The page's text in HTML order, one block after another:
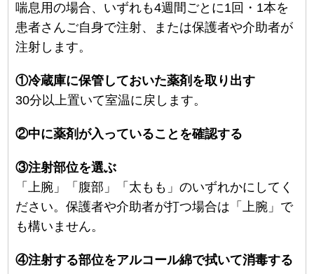
喘息用の場合、いずれも4週間ごとに1回・1本を
患者さんご自身で注射、または保護者や介助者が
注射します。
①冷蔵庫に保管しておいた薬剤を取り出す
30分以上置いて室温に戻します。
②中に薬剤が入っていることを確認する
③注射部位を選ぶ
「上腕」「腹部」「太もも」のいずれかにしてく
ださい。保護者や介助者が打つ場合は「上腕」で
も構いません。
④注射する部位をアルコール綿で拭いて消毒する